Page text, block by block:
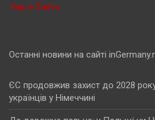
Карта Сайту
Останні новини на сайті
ЄС продовжив захист до 2028
українців у Німеччині